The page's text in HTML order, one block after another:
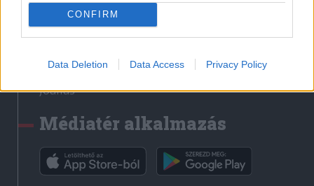
CONFIRM
Data Deletion Data Access Privacy Policy
Erdélyi Napló
Főtér
Rádió GaGa
Jóállás
Médiatér alkalmazás